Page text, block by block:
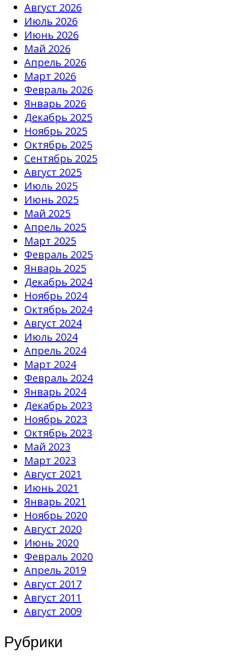
Август 2026
Июль 2026
Июнь 2026
Май 2026
Апрель 2026
Март 2026
Февраль 2026
Январь 2026
Декабрь 2025
Ноябрь 2025
Октябрь 2025
Сентябрь 2025
Август 2025
Июль 2025
Июнь 2025
Май 2025
Апрель 2025
Март 2025
Февраль 2025
Январь 2025
Декабрь 2024
Ноябрь 2024
Октябрь 2024
Август 2024
Июль 2024
Апрель 2024
Март 2024
Февраль 2024
Январь 2024
Декабрь 2023
Ноябрь 2023
Октябрь 2023
Май 2023
Март 2023
Август 2021
Июнь 2021
Январь 2021
Ноябрь 2020
Август 2020
Июнь 2020
Февраль 2020
Апрель 2019
Август 2017
Август 2011
Август 2009
Рубрики